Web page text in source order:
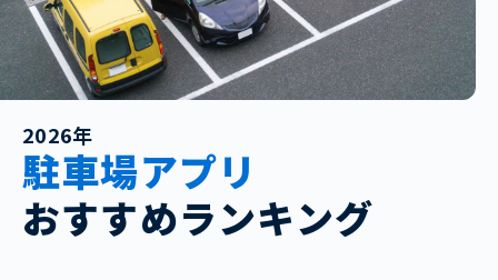
2026年
駐車場アプリ
おすすめランキング